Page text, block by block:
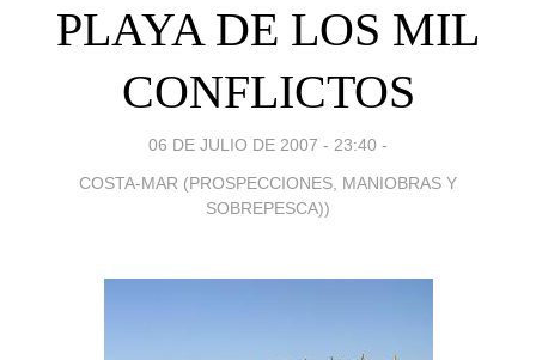
PLAYA DE LOS MIL
CONFLICTOS
06 DE JULIO DE 2007 - 23:40 -
COSTA-MAR (PROSPECCIONES, MANIOBRAS Y
SOBREPESCA))